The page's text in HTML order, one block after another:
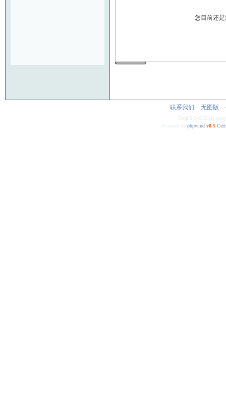
您目前还
联系我们 无图版
Total 0.040353(s)
Powered byphpwind v8.5